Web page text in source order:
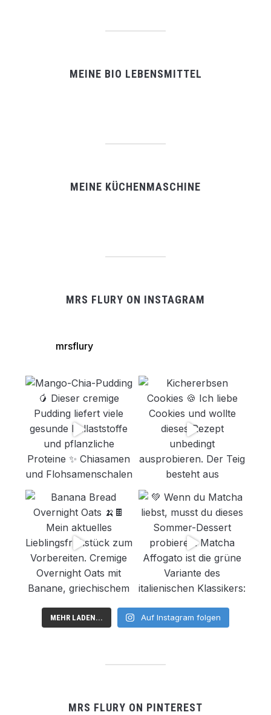
MEINE BIO LEBENSMITTEL
MEINE KÜCHENMASCHINE
MRS FLURY ON INSTAGRAM
mrsflury
MEHR LADEN... Auf Instagram folgen
MRS FLURY ON PINTEREST